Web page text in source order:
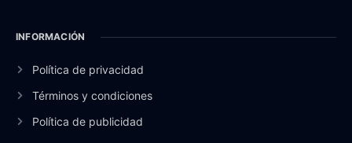
INFORMACIÓN
Política de privacidad
Términos y condiciones
Política de publicidad